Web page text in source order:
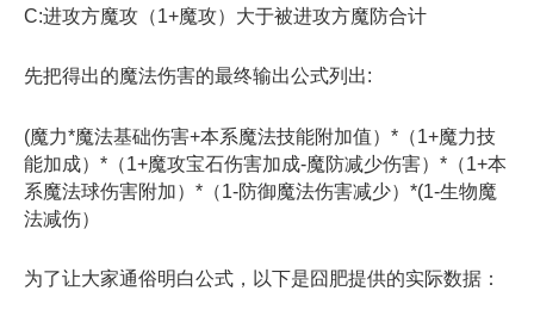
C:进攻方魔攻（1+魔攻）大于被进攻方魔防合计
先把得出的魔法伤害的最终输出公式列出:
(魔力*魔法基础伤害+本系魔法技能附加值）*（1+魔力技
能加成）*（1+魔攻宝石伤害加成-魔防减少伤害）*（1+本
系魔法球伤害附加）*（1-防御魔法伤害减少）*(1-生物魔
法减伤）
为了让大家通俗明白公式，以下是囧肥提供的实际数据：